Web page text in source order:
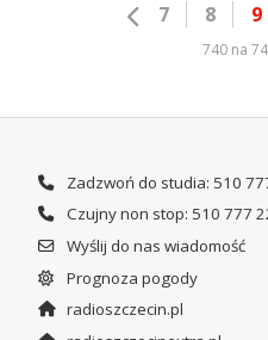
7 8 9
740 na
Zadzwoń do studia: 510
Czujny non stop: 510 777
Wyślij do nas wiadomość
Prognoza pogody
radioszczecin.pl